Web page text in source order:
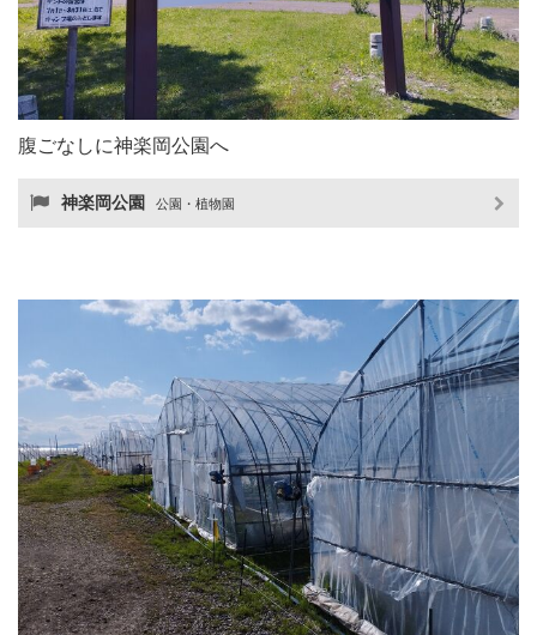
腹ごなしに神楽岡公園へ
神楽岡公園 公園・植物園